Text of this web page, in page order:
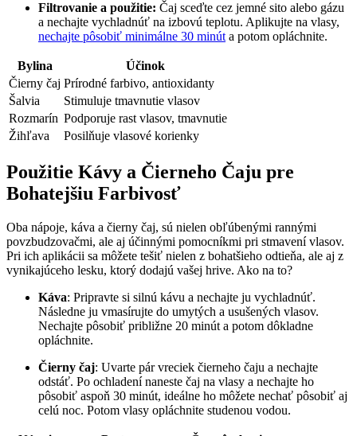
Filtrovanie⁢ a ⁣použitie: Čaj sceďte cez jemné sito⁤ alebo gázu
⁤a⁣ nechajte vychladnúť na‍ izbovú teplotu. Aplikujte na vlasy,
nechajte pôsobiť minimálne 30 minút a⁢ potom opláchnite.
Bylina
Účinok
Čierny čaj Prírodné farbivo, antioxidanty
Šalvia
Stimuluje⁢ tmavnutie ⁢vlasov
Rozmarín Podporuje rast ‌vlasov,‌ tmavnutie
Žihľava
Posilňuje vlasové⁣ korienky
Použitie Kávy a Čierneho⁢ Čaju ⁢pre
Bohatejšiu Farbivosť
Oba ⁤nápoje,⁣ káva ⁣a čierny čaj,‌ sú ⁣nielen obľúbenými rannými
povzbudzovačmi, ale ⁤aj účinnými pomocníkmi pri stmavení‍ vlasov.
Pri ich⁤ aplikácii ⁣sa môžete tešiť nielen ⁤z bohatšieho odtieňa, ale ‌aj z
⁣vynikajúceho lesku, ktorý dodajú vašej‍ hrive. Ako na ​to?
Káva: Pripravte ⁣si ⁢silnú kávu‌ a​ nechajte ju vychladnúť.
Následne ju vmasírujte do umytých a ‌usušených vlasov.
Nechajte pôsobiť približne 20 minút a ‌potom‌ dôkladne⁤
opláchnite.
Čierny čaj: Uvarte pár vreciek čierneho čaju a ‍nechajte
odstáť. Po​ ochladení naneste ⁤čaj na ⁣vlasy a nechajte ho
pôsobiť ​aspoň 30 minút, ideálne ‌ho ⁤môžete⁤ nechať pôsobiť aj
celú noc. Potom⁢ vlasy opláchnite⁤ studenou vodou.